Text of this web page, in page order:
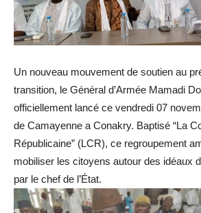
Un nouveau mouvement de soutien au
transition, le Général d’Armée Mamadi
officiellement lancé ce vendredi 07
de Camayenne a Conakry. Baptisé “La
Républicaine” (LCR), ce regroupement
mobiliser les citoyens autour des idéaux
par le chef de l’État.